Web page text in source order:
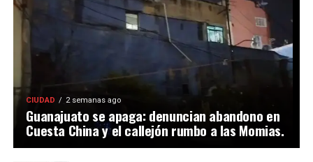
CIUDAD 2 semanas ago
Guanajuato se apaga: denuncian abandono en
Cuesta China y el callejón rumbo a las Momias.